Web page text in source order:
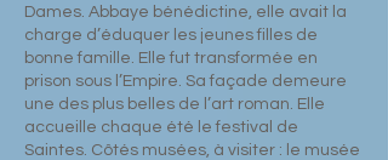
Dames. Abbaye bénédictine, elle avait la
charge d’éduquer les jeunes filles de
bonne famille. Elle fut transformée en
prison sous l’Empire. Sa façade demeure
une des plus belles de l’art roman. Elle
accueille chaque été le festival de
Saintes. Côtés musées, à visiter : le musée